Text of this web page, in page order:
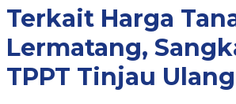
Terkait Harga
Lermatang,
TPPT Tinjau Ulang